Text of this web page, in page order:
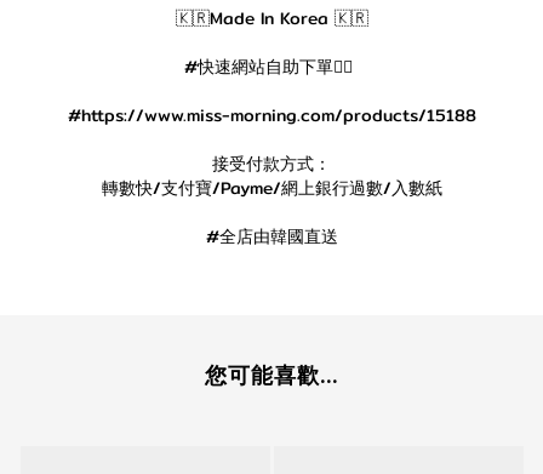
🇰🇷Made In Korea 🇰🇷
#快速網站自助下單👇🏻
#https://www.miss-morning.com/products/15188
接受付款方式：
轉數快/支付寶/Payme/網上銀行過數/入數紙
#全店由韓國直送
您可能喜歡...